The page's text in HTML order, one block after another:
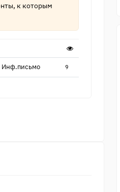
к которым
Инф.письмо 9